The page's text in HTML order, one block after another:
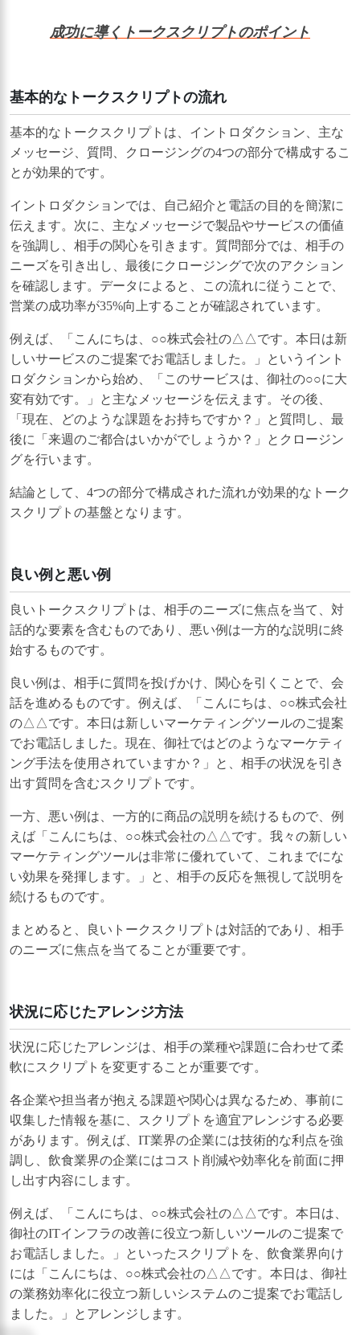
成功に導くトークスクリプトのポイント
基本的なトークスクリプトの流れ
基本的なトークスクリプトは、イントロダクション、主な
メッセージ、質問、クロージングの4つの部分で構成するこ
とが効果的です。
イントロダクションでは、自己紹介と電話の目的を簡潔に
伝えます。次に、主なメッセージで製品やサービスの価値
を強調し、相手の関心を引きます。質問部分では、相手の
ニーズを引き出し、最後にクロージングで次のアクション
を確認します。データによると、この流れに従うことで、
営業の成功率が35%向上することが確認されています。
例えば、「こんにちは、○○株式会社の△△です。本日は新
しいサービスのご提案でお電話しました。」というイント
ロダクションから始め、「このサービスは、御社の○○に大
変有効です。」と主なメッセージを伝えます。その後、
「現在、どのような課題をお持ちですか？」と質問し、最
後に「来週のご都合はいかがでしょうか？」とクロージン
グを行います。
結論として、4つの部分で構成された流れが効果的なトーク
スクリプトの基盤となります。
良い例と悪い例
良いトークスクリプトは、相手のニーズに焦点を当て、対
話的な要素を含むものであり、悪い例は一方的な説明に終
始するものです。
良い例は、相手に質問を投げかけ、関心を引くことで、会
話を進めるものです。例えば、「こんにちは、○○株式会社
の△△です。本日は新しいマーケティングツールのご提案
でお電話しました。現在、御社ではどのようなマーケティ
ング手法を使用されていますか？」と、相手の状況を引き
出す質問を含むスクリプトです。
一方、悪い例は、一方的に商品の説明を続けるもので、例
えば「こんにちは、○○株式会社の△△です。我々の新しい
マーケティングツールは非常に優れていて、これまでにな
い効果を発揮します。」と、相手の反応を無視して説明を
続けるものです。
まとめると、良いトークスクリプトは対話的であり、相手
のニーズに焦点を当てることが重要です。
状況に応じたアレンジ方法
状況に応じたアレンジは、相手の業種や課題に合わせて柔
軟にスクリプトを変更することが重要です。
各企業や担当者が抱える課題や関心は異なるため、事前に
収集した情報を基に、スクリプトを適宜アレンジする必要
があります。例えば、IT業界の企業には技術的な利点を強
調し、飲食業界の企業にはコスト削減や効率化を前面に押
し出す内容にします。
例えば、「こんにちは、○○株式会社の△△です。本日は、
御社のITインフラの改善に役立つ新しいツールのご提案で
お電話しました。」といったスクリプトを、飲食業界向け
には「こんにちは、○○株式会社の△△です。本日は、御社
の業務効率化に役立つ新しいシステムのご提案でお電話し
ました。」とアレンジします。